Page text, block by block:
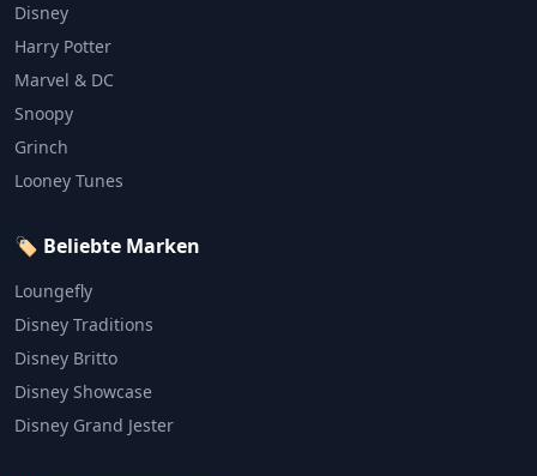
Disney
Harry Potter
Marvel & DC
Snoopy
Grinch
Looney Tunes
🏷️ Beliebte Marken
Loungefly
Disney Traditions
Disney Britto
Disney Showcase
Disney Grand Jester